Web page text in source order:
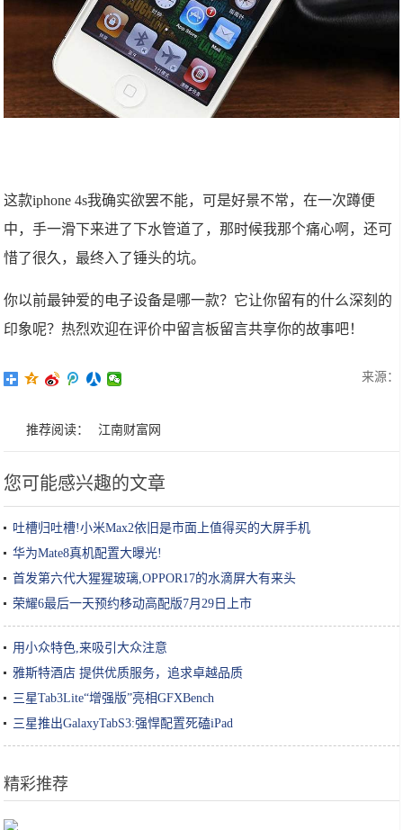
这款iphone 4s我确实欲罢不能，可是好景不常，在一次蹲便
中，手一滑下来进了下水管道了，那时候我那个痛心啊，还可
惜了很久，最终入了锤头的坑。
你以前最钟爱的电子设备是哪一款？它让你留有的什么深刻的
印象呢？热烈欢迎在评价中留言板留言共享你的故事吧！
来源：
推荐阅读： 江南财富网
您可能感兴趣的文章
吐槽归吐槽!小米Max2依旧是市面上值得买的大屏手机
华为Mate8真机配置大曝光!
首发第六代大猩猩玻璃,OPPOR17的水滴屏大有来头
荣耀6最后一天预约移动高配版7月29日上市
用小众特色,来吸引大众注意
雅斯特酒店 提供优质服务，追求卓越品质
三星Tab3Lite“增强版”亮相GFXBench
三星推出GalaxyTabS3:强悍配置死磕iPad
精彩推荐